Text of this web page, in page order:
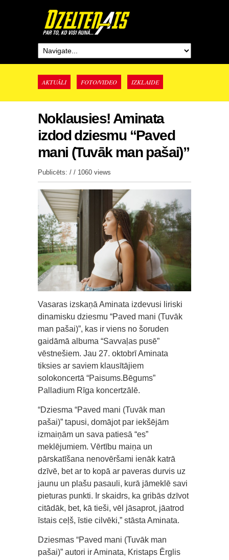
AKTUĀLI FOTO/VIDEO IZKLAIDE
Noklausies! Aminata
izdod dziesmu “Paved
mani (Tuvāk man pašai)”
Publicēts: / / 1060 views
Vasaras izskaņā Aminata izdevusi liriski
dinamisku dziesmu “Paved mani (Tuvāk
man pašai)”, kas ir viens no šoruden
gaidāmā albuma “Savvaļas pusē”
vēstnešiem. Jau 27. oktobrī Aminata
tiksies ar saviem klausītājiem
solokoncertā “Paisums.Bēgums”
Palladium Rīga koncertzālē.
“Dziesma “Paved mani (Tuvāk man
pašai)” tapusi, domājot par iekšējām
izmaiņām un sava patiesā “es”
meklējumiem. Vērtību maiņa un
pārskatīšana nenovēršami ienāk katrā
dzīvē, bet ar to kopā ar paveras durvis uz
jaunu un plašu pasauli, kurā jāmeklē savi
pieturas punkti. Ir skaidrs, ka gribās dzīvot
citādāk, bet, kā tieši, vēl jāsaprot, jāatrod
īstais ceļš, īstie cilvēki,” stāsta Aminata.
Dziesmas “Paved mani (Tuvāk man
pašai)” autori ir Aminata, Kristaps Ērglis